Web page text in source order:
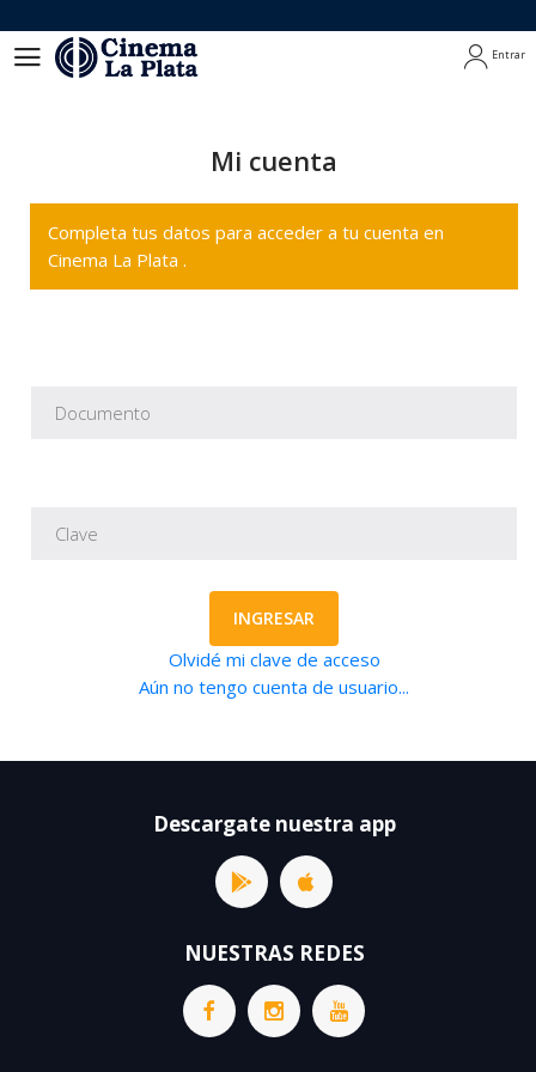
Entrar
Mi cuenta
Completa tus datos para acceder a tu cuenta en
Cinema La Plata .
INGRESAR
Olvidé mi clave de acceso
Aún no tengo cuenta de usuario...
Descargate nuestra app
NUESTRAS REDES